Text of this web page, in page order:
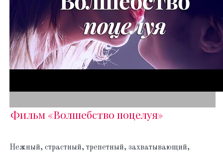
Фильм «Волшебство поцелуя»
Нежный, страстный, трепетный, захватывающий,